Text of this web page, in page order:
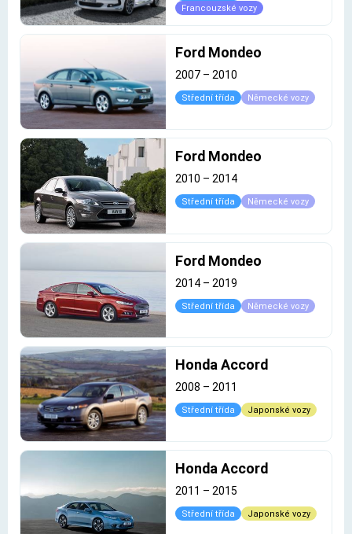
Francouzské vozy
Ford Mondeo
2007 – 2010
Střední třída Německé vozy
Ford Mondeo
2010 – 2014
Střední třída Německé vozy
Ford Mondeo
2014 – 2019
Střední třída Německé vozy
Honda Accord
2008 – 2011
Střední třída Japonské vozy
Honda Accord
2011 – 2015
Střední třída Japonské vozy